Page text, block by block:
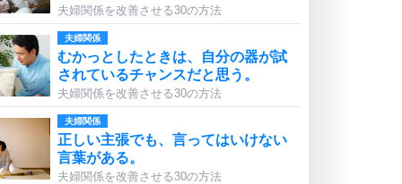
夫婦関係を改善させる30の方法
夫婦関係
むかっとしたときは、自分の器が試
されているチャンスだと思う。
夫婦関係を改善させる30の方法
夫婦関係
正しい主張でも、言ってはいけない
言葉がある。
夫婦関係を改善させる30の方法